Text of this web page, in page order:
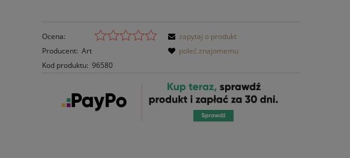
Ocena:
Producent: Art
Kod produktu: 96580
zapytaj o produkt
poleć znajomemu